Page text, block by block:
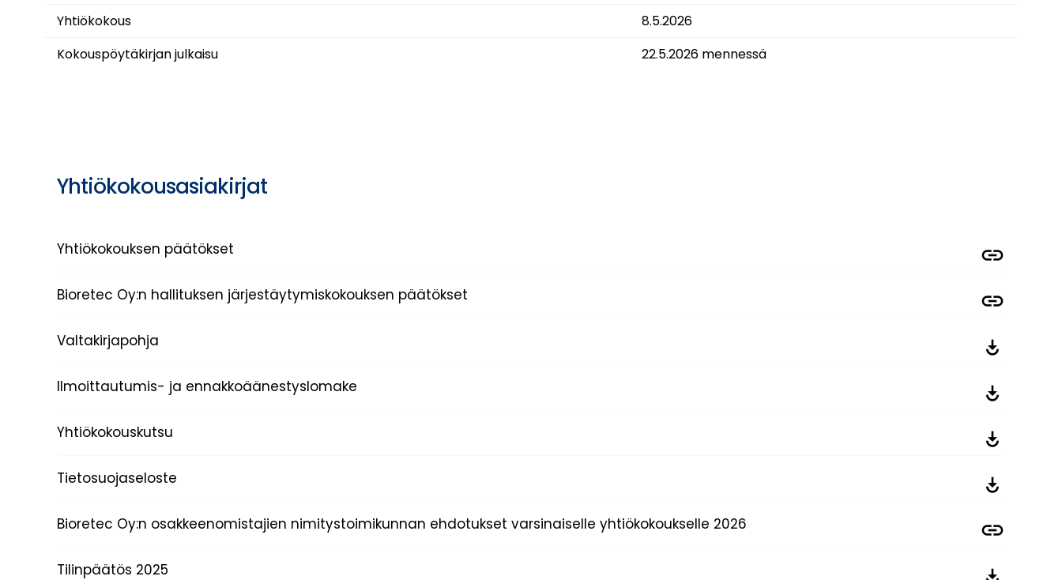
Yhtiökokous
8.5.2026
Kokouspöytäkirjan julkaisu
22.5.2026 mennessä
Yhtiökokousasiakirjat
Yhtiökokouksen päätökset
Bioretec Oy:n hallituksen järjestäytymiskokouksen päätökset
Valtakirjapohja
Ilmoittautumis- ja ennakkoäänestyslomake
Yhtiökokouskutsu
Tietosuojaseloste
Bioretec Oy:n osakkeenomistajien nimitystoimikunnan ehdotukset varsinaiselle yhtiökokoukselle 2026
Tilinpäätös 2025